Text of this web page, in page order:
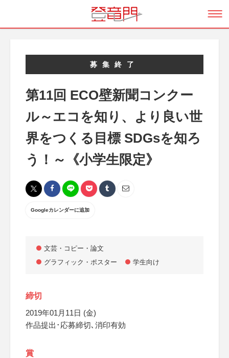
募集終了
第11回 ECO壁新聞コンクー
ル～エコを知り、より良い世
界をつくる目標 SDGsを知ろ
う！～《小学生限定》
Googleカレンダーに追加
文芸・コピー・論文
グラフィック・ポスター
学生向け
締切
2019年01月11日 (金)
作品提出･応募締切､消印有効
賞